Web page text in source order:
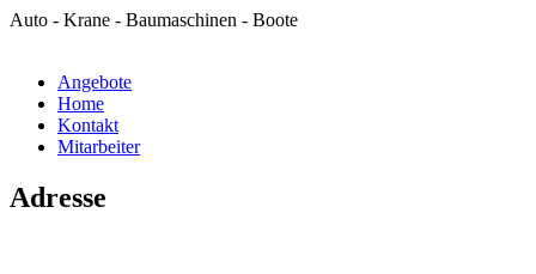
Auto - Krane - Baumaschinen - Boote
Angebote
Home
Kontakt
Mitarbeiter
Adresse